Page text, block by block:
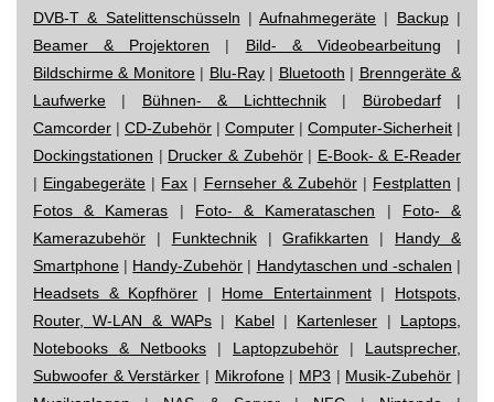
DVB-T & Satelittenschüsseln |Aufnahmegeräte | Backup|
Beamer & Projektoren | Bild- & Videobearbeitung |
Bildschirme & Monitore| Blu-Ray| Bluetooth | Brenngeräte &
Laufwerke | Bühnen- & Lichttechnik| Bürobedarf|
Camcorder | CD-Zubehör | Computer | Computer-Sicherheit |
Dockingstationen | Drucker & Zubehör| E-Book- & E-Reader
| Eingabegeräte | Fax | Fernseher & Zubehör| Festplatten |
Fotos & Kameras | Foto- & Kamerataschen | Foto- &
Kamerazubehör | Funktechnik|Grafikkarten | Handy &
Smartphone | Handy-Zubehör | Handytaschen und -schalen |
Headsets & Kopfhörer | Home Entertainment| Hotspots,
Router, W-LAN & WAPs | Kabel| Kartenleser | Laptops,
Notebooks & Netbooks | Laptopzubehör | Lautsprecher,
Subwoofer & Verstärker | Mikrofone| MP3 | Musik-Zubehör |